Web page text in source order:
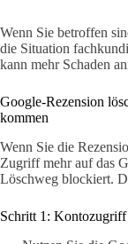
Wenn Sie betroffen
die Situation
kann mehr Schaden
Google-Rezension
kommen
Wenn Sie die
Zugriff mehr auf das
Löschweg blockiert.
Schritt 1: Kontozugriff